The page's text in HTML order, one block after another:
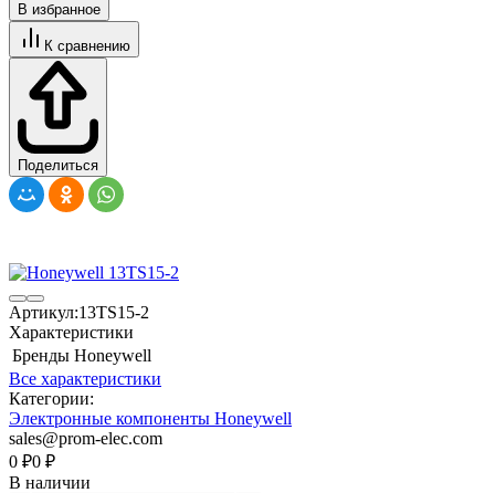
В избранное
К сравнению
Поделиться
Артикул:13TS15-2
Характеристики
Бренды Honeywell
Все характеристики
Категории:
Электронные компоненты Honeywell
sales@prom-elec.com
0 ₽0 ₽
В наличии